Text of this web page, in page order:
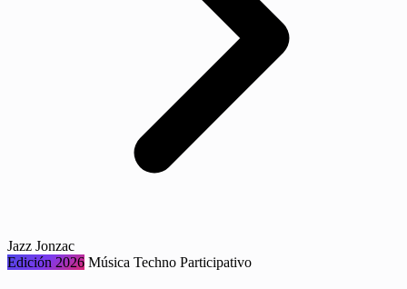
Jazz Jonzac
Edición 2026 Música Techno Participativo